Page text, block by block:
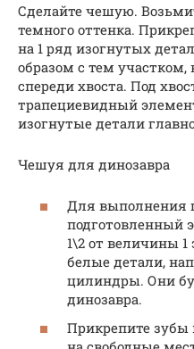
Сделайте чешую.
темного оттенка.
на 1 ряд изогнутых
образом с тем участком,
спереди хвоста. Под
трапециевидный
изогнутые детали
Чешуя для динозавра
Для выполнения
подготовленный
1\2 от величины
белые детали,
цилиндры. Они
динозавра.
Прикрепите зубы